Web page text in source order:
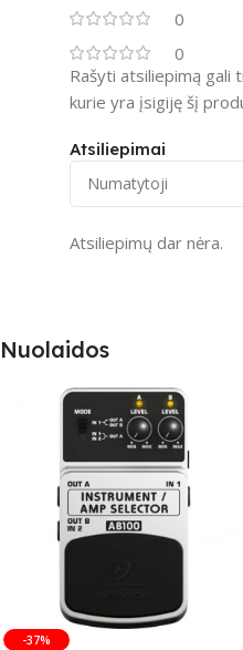
0
0
Atsiliepimai
Atsiliepimų dar nėra.
Rašyti atsiliepimą gali
kurie yra įsigiję šį
Nuolaidos
-37%